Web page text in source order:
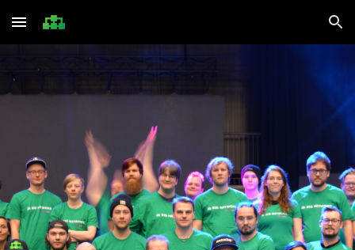
Skip to main content Skip to navigation